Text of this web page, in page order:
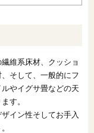
維系床材、クッショ
そして、一般的にフ
やイグサ畳などの天
す。
イン性そしてお手入